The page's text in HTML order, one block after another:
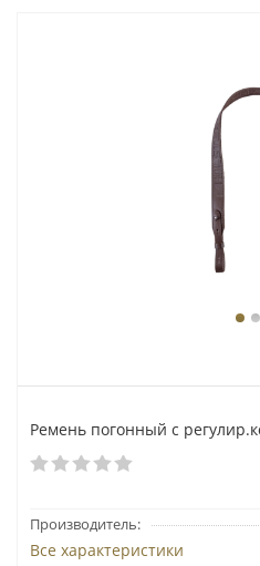
Ремень погонный с
Производитель:
Все характеристики